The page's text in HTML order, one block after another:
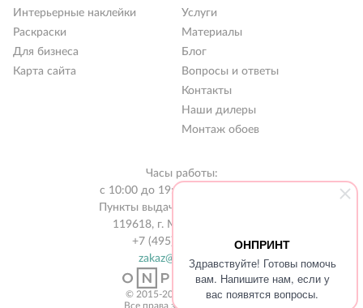
ОНПРИНТ
Здравствуйте! Готовы помочь
вам. Напишите нам, если у
вас появятся вопросы.
Коллекции обоев
Обои под покраску
Интерьерные картины
Интерьерные наклейки
Раскраски
Для бизнеса
Карта сайта
Услуги
Материалы
Блог
Вопросы и ответы
Контакты
Наши дилеры
Монтаж обоев
Часы работы:
с 10:00 до 19:00 без выходных
Пункты выдачи в 31 городе РФ
119618, г. Москва, а/я 519
+7 (495) 134-13-56
zakaz@onprint.ru
© 2015-2026 «ONPRINT»
Все права защищены 18+‎